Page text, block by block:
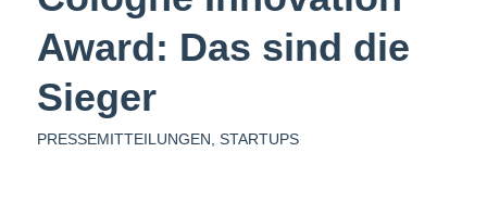
Award: Das sind die
Sieger
PRESSEMITTEILUNGEN STARTUPS